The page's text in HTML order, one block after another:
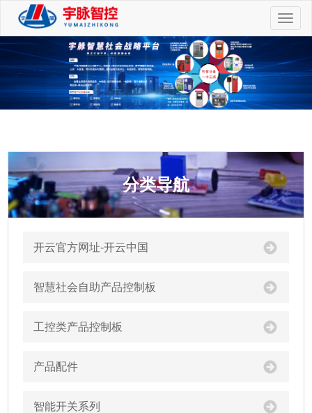
切
换
航
分类导航
开云官方网址-开云中国
智慧社会自助产品控制板
工控类产品控制板
产品配件
智能开关系列